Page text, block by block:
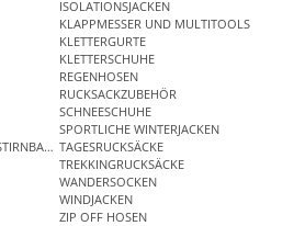
ISOLATIONSJACKEN
KLAPPMESSER UND MULTITOOLS
KLETTERGURTE
KLETTERSCHUHE
REGENHOSEN
RUCKSACKZUBEHÖR
SCHNEESCHUHE
SPORTLICHE WINTERJACKEN
TAGESRUCKSÄCKE
TREKKINGRUCKSÄCKE
WANDERSOCKEN
WINDJACKEN
ZIP OFF HOSEN